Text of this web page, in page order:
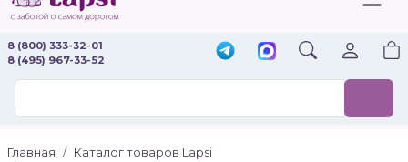
8 (800) 333-32-01
8 (495) 967-33-52
Главная
Каталог товаров Lapsi